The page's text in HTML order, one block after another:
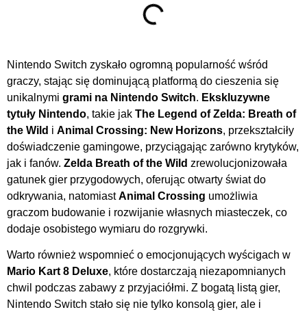
Nintendo Switch zyskało ogromną popularność wśród
graczy, stając się dominującą platformą do cieszenia się
unikalnymi grami na Nintendo Switch. Ekskluzywne
tytuły Nintendo, takie jak The Legend of Zelda: Breath of
the Wild i Animal Crossing: New Horizons, przekształciły
doświadczenie gamingowe, przyciągając zarówno krytyków,
jak i fanów. Zelda Breath of the Wild zrewolucjonizowała
gatunek gier przygodowych, oferując otwarty świat do
odkrywania, natomiastAnimal Crossing umożliwia
graczom budowanie i rozwijanie własnych miasteczek, co
dodaje osobistego wymiaru do rozgrywki.
Warto również wspomnieć o emocjonujących wyścigach w
Mario Kart 8 Deluxe, które dostarczają niezapomnianych
chwil podczas zabawy z przyjaciółmi. Z bogatą listą gier,
Nintendo Switch stało się nie tylko konsolą gier, ale i